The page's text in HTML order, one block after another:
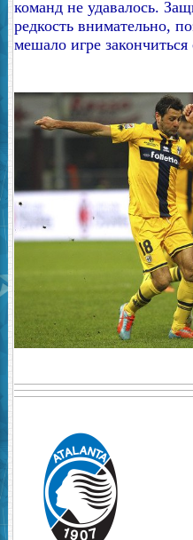
команд не удавалось.
редкость внимательно,
мешало игре